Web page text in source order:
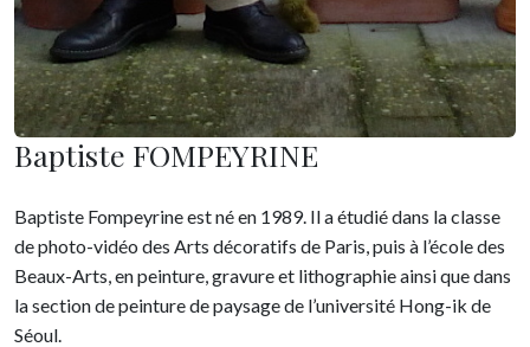
Baptiste FOMPEYRINE
Baptiste Fompeyrine est né en 1989. Il a étudié dans la classe
de photo-vidéo des Arts décoratifs de Paris, puis à l’école des
Beaux-Arts, en peinture, gravure et lithographie ainsi que dans
la section de peinture de paysage de l’université Hong-ik de
Séoul.